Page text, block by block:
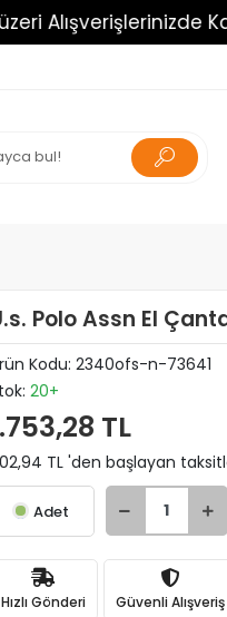
Alışverişlerinizde
Polo Assn El
Kodu: 2340ofs-n-73641
20+
TL
TL 'den başlayan
Adet
Hızlı Gönderi Güvenli Alışveriş